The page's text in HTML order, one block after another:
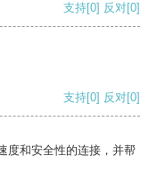
支持[0] 反对[0]
支持[0] 反对[0]
度和安全性的连接，并帮